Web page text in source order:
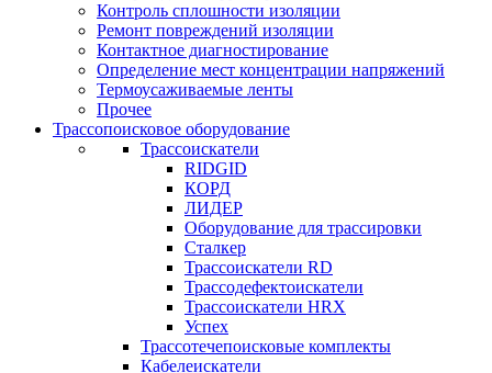
Контроль сплошности изоляции
Ремонт повреждений изоляции
Контактное диагностирование
Определение мест концентрации напряжений
Термоусаживаемые ленты
Прочее
Трассопоисковое оборудование
Трассоискатели
RIDGID
КОРД
ЛИДЕР
Оборудование для трассировки
Сталкер
Трасcоискатели RD
Трассодефектоискатели
Трассоискатели HRX
Успех
Трассотечепоисковые комплекты
Кабелеискатели